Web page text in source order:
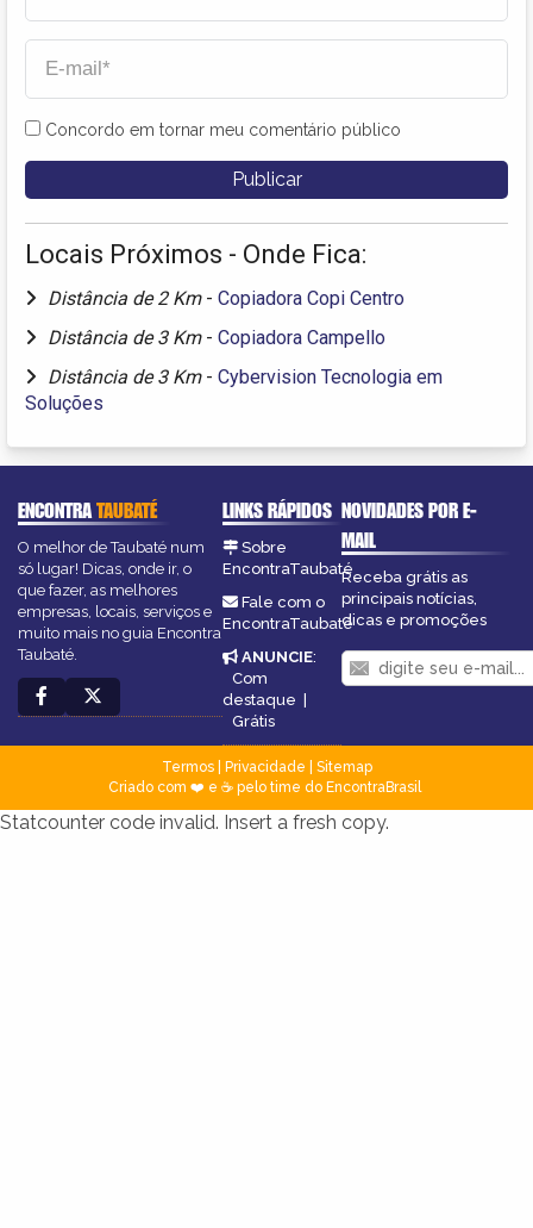
Concordo em tornar meu comentário público
Locais Próximos - Onde Fica:
Distância de 2 Km - Copiadora Copi Centro
Distância de 3 Km - Copiadora Campello
Distância de 3 Km - Cybervision Tecnologia em
Soluções
ENCONTRATAUBATÉ
O melhor de Taubaté num
só lugar! Dicas, onde ir, o
que fazer, as melhores
empresas, locais, serviços e
muito mais no guia Encontra
Taubaté.
LINKS RÁPIDOS
Sobre
EncontraTaubaté
Fale com o
EncontraTaubaté
ANUNCIE:
Com
destaque |
Grátis
NOVIDADES POR E-
MAIL
Receba grátis as
principais notícias,
dicas e promoções
Termos| Privacidade
Sitemap
Criado com ❤️ e ☕ pelo time do EncontraBrasil
Statcounter code invalid. Insert a fresh copy.